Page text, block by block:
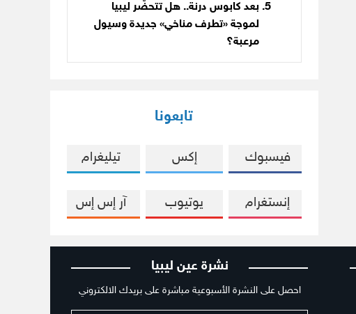
بعد كابوس درنة.. هل تتحضّر ليبيا
لموجة «تطرف مناخي» جديدة وسيول
مرعبة؟
تابعونا
فيسبوك إكس تيليغرام
إنستغرام يوتيوب آر إس إس
نشرة عين ليبيا
احصل على النشرة الأسبوعية مباشرة على بريدك الالكتروني